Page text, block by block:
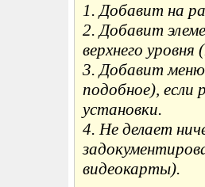
1. Добавит на
2. Добавит
верхнего
3. Добавит меню
подобное), если
установки.
4. Не делает
видеокарты).